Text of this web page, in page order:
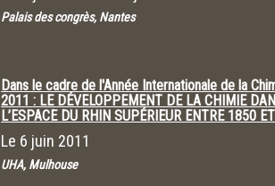
Palais des congrès, Nantes
Dans le cadre de l'Année Internationale de la
2011 : LE DÉVELOPPEMENT DE LA CHIMIE
L’ESPACE DU RHIN SUPÉRIEUR ENTRE 1850
Le 6 juin 2011
UHA, Mulhouse